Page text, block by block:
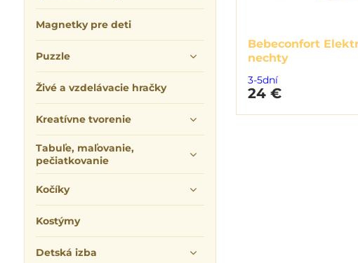
Bebeconfort
nechty
3-5dní
24 €
Magnetky pre deti
Puzzle
Živé a vzdelávacie hračky
Kreatívne tvorenie
Tabuľe, maľovanie,
pečiatkovanie
Kočíky
Kostýmy
Detská izba